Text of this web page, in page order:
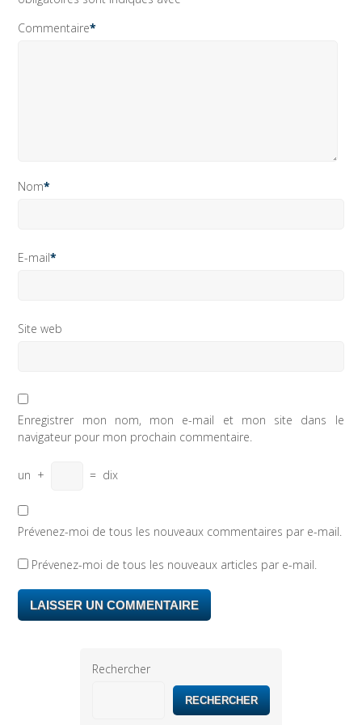
Commentaire*
Nom*
E-mail*
Site web
Enregistrer mon nom, mon e-mail et mon site dans le
navigateur pour mon prochain commentaire.
un + = dix
Prévenez-moi de tous les nouveaux commentaires par e-mail.
Prévenez-moi de tous les nouveaux articles par e-mail.
Rechercher
RECHERCHER